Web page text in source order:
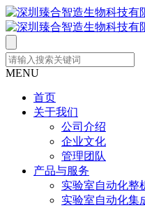
MENU
首页
关于我们
公司介绍
企业文化
管理团队
产品与服务
实验室自动化整
实验室自动化集